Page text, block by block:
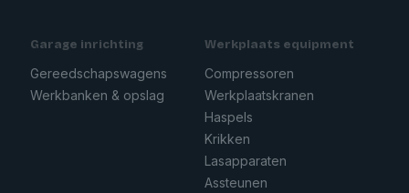
Garage inrichting
Gereedschapswagens
Werkbanken & opslag
Werkplaats equipment
Compressoren
Werkplaatskranen
Haspels
Krikken
Lasapparaten
Assteunen